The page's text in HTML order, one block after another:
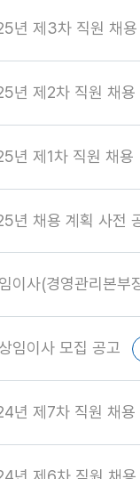
년 제3차 직원 채용
년 제2차 직원 채용
년 제1차 직원 채용
년 채용 계획 사전
이사(경영관리본부
임이사 모집 공고
년 제7차 직원 채용